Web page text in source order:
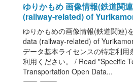
ゆりかもめ 画像情報(鉄道関
(railway-related) of
ゆりかもめの画像情報(鉄道関連)
data (railway-related) of
データ基本ライセンスの特定利用
利用ください。 / Read "Specific
Transportation Open Data...